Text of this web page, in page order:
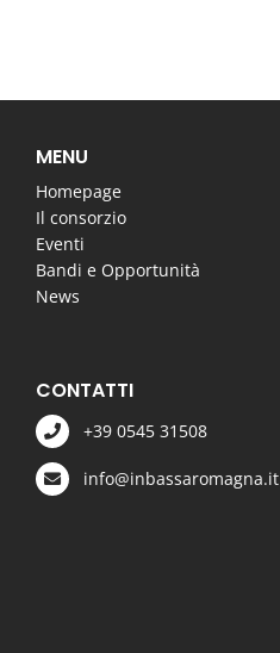
MENU
Homepage
Il consorzio
Eventi
Bandi e Opportunità
News
CONTATTI
+39 0545 31508
info@inbassaromagna.it